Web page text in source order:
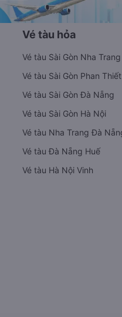
Vé tàu hỏa
Vé tàu Sài Gòn Nha Trang
Vé tàu Sài Gòn Phan Thiết
Vé tàu Sài Gòn Đà Nẵng
Vé tàu Sài Gòn Hà Nội
Vé tàu Nha Trang Đà
Vé tàu Đà Nẵng Huế
Vé tàu Hà Nội Vinh